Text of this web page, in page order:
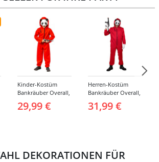
Kinder-Kostüm
Bankräuber Overall,
29,99 €
Herren-Kostüm
Bankräuber Overall,
31,99 €
DEKORATIONEN FÜR